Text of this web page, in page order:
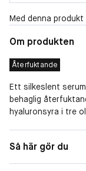
Med denna
Om produkten
Återfuktande
Ett silkeslent
behaglig
hyaluronsyra i tre
stimulera hudens
fukt från insidan
Så här gör du